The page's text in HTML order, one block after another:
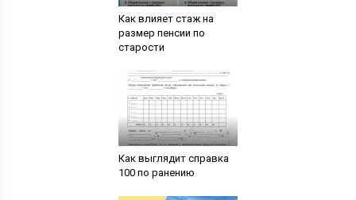
Как влияет стаж на
размер пенсии по
старости
Как выглядит справка
100 по ранению